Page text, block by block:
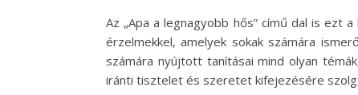
Az „Apa a legnagyobb hős” című dal is ezt
érzelmekkel, amelyek sokak számára
számára nyújtott tanításai mind olyan
iránti tisztelet és szeretet kifejezésére